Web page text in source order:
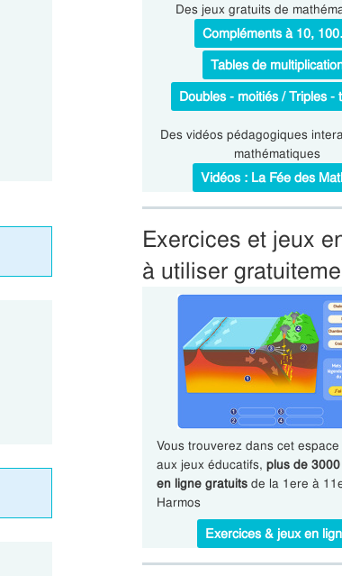
Des jeux gratuits de
Compléments à 10,
Tables de
Doubles - moitiés / Triples
Des vidéos pédagogiques
mathématiques
Vidéos : La Fée des
Exercices et jeux
à utiliser
Vous trouverez dans cet espace
aux jeux éducatifs, plus de
en ligne gratuitsde la 1ere à
Harmos
Exercices & jeux en